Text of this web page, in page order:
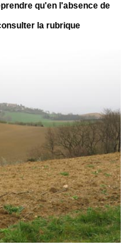
qu'en l'absence de
la rubrique